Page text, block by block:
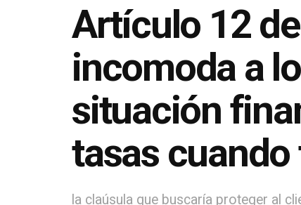
Artículo 12
incomoda a
situación
tasas
la claúsula que buscaría proteger al